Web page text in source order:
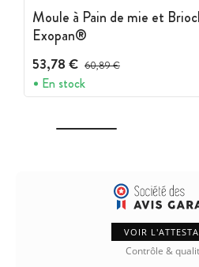
Moule à Pain de mie et
Exopan®
53,78 € Prix avant réduction :
60,89 €
En stock
VOIR
Contrôle &